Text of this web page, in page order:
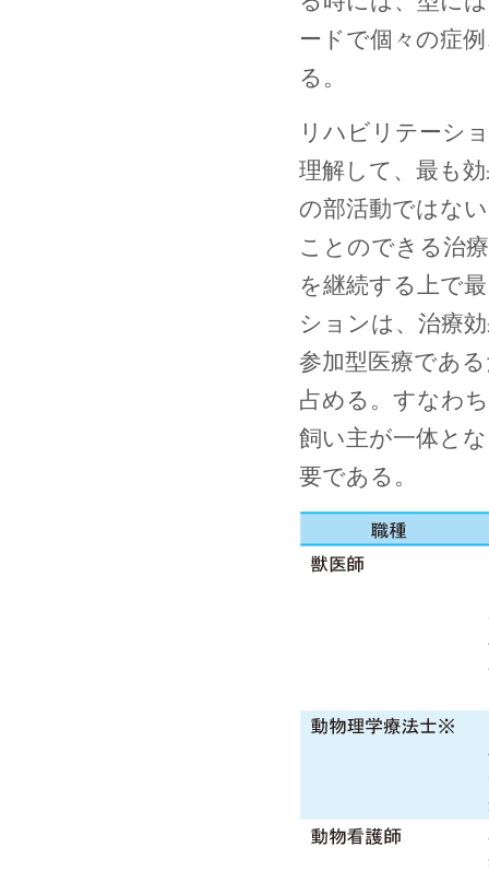
ードで個々の症
る。
リハビリテーシ
理解して、最も
の部活動ではな
ことのできる治
を継続する上で
ションは、治療
参加型医療であ
占める。すなわ
飼い主が一体と
要である。